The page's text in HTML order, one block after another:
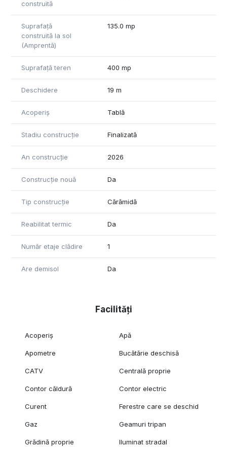
construită
Suprafață
construită la sol
(Amprentă)
135.0 mp
Suprafață teren 400 mp
Deschidere 19 m
Acoperiș Tablă
Stadiu construcție Finalizată
An construcție 2026
Construcție nouă Da
Tip construcție Cărămidă
Reabilitat termic Da
Număr etaje clădire 1
Are demisol Da
Facilități
Acoperiș Apă
Apometre Bucătărie deschisă
CATV Centrală proprie
Contor căldură Contor electric
Curent Ferestre care se deschid
Gaz Geamuri tripan
Grădină proprie Iluminat stradal